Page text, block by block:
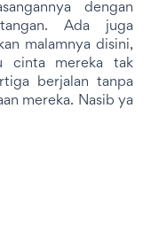
dengan
Ada juga
malamnya disini,
cinta mereka tak
berjalan tanpa
mereka. Nasib ya